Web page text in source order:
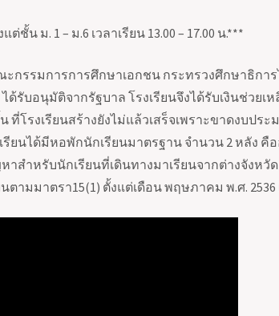
แต่ชั้น ม. 1 – ม.6 เวลาเรียน 13.00 – 17.00 น.***
กรรมการการศึกษาเอกชน กระทรวงศึกษาธิกา
ด้รับอนุมัติจากรัฐบาล โรงเรียนจึงได้รับเงินช่วยเ
ที่โรงเรียนสร้างยังไม่แล้วเสร็จเพราะขาดงบป
ยนได้มีหอพักนักเรียนมาตรฐาน จำนวน 2 หลัง คื
าสำหรับนักเรียนที่เดินทางมาเรียนจากต่างจังหวัด
นตามมาตรา15(1) ตั้งแต่เดือน พฤษภาคม พ.ศ. 2536